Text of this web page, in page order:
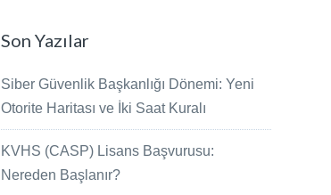
Son Yazılar
Siber Güvenlik Başkanlığı Dönemi: Yeni
Otorite Haritası ve İki Saat Kuralı
KVHS (CASP) Lisans Başvurusu:
Nereden Başlanır?